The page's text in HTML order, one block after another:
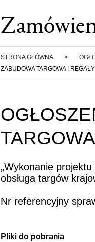
STRONA GŁÓWNA >
ZABUDOWA TARGOWA I
„Wykonanie
obsługa targów
Nr referencyjny
Pliki do pobrania